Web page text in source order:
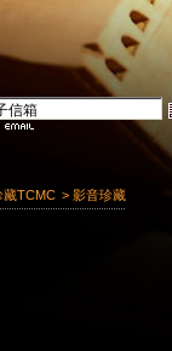
藏TCMC > 影音珍藏